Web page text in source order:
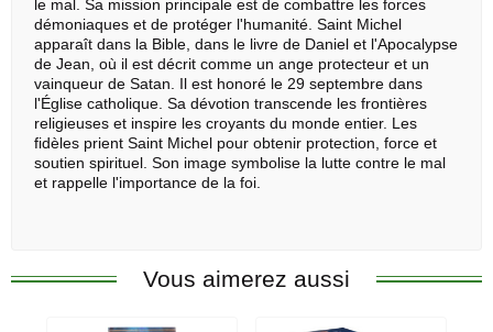
le mal. Sa mission principale est de combattre les forces
démoniaques et de protéger l'humanité. Saint Michel
apparaît dans la Bible, dans le livre de Daniel et l'Apocalypse
de Jean, où il est décrit comme un ange protecteur et un
vainqueur de Satan. Il est honoré le 29 septembre dans
l'Église catholique. Sa dévotion transcende les frontières
religieuses et inspire les croyants du monde entier. Les
fidèles prient Saint Michel pour obtenir protection, force et
soutien spirituel. Son image symbolise la lutte contre le mal
et rappelle l'importance de la foi.
Vous aimerez aussi